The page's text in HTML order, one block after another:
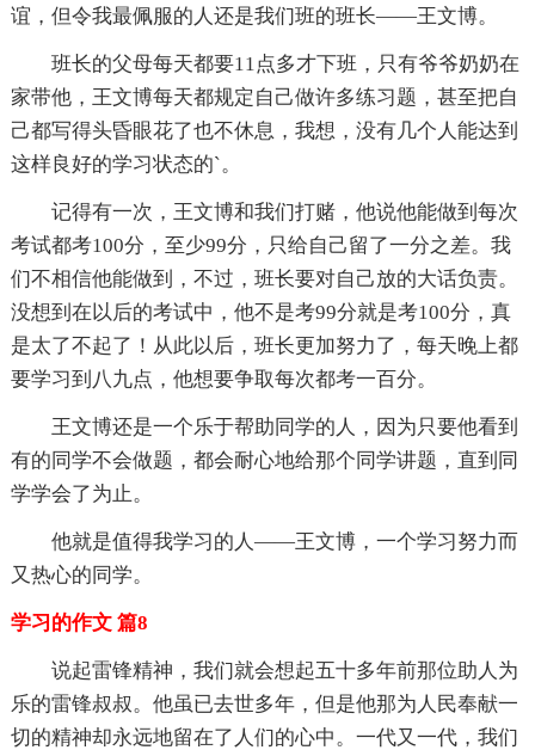
谊，但令我最佩服的人还是我们班的班长——王文博。
班长的父母每天都要11点多才下班，只有爷爷奶奶在
家带他，王文博每天都规定自己做许多练习题，甚至把自
己都写得头昏眼花了也不休息，我想，没有几个人能达到
这样良好的学习状态的`。
记得有一次，王文博和我们打赌，他说他能做到每次
考试都考100分，至少99分，只给自己留了一分之差。我
们不相信他能做到，不过，班长要对自己放的大话负责。
没想到在以后的考试中，他不是考99分就是考100分，真
是太了不起了！从此以后，班长更加努力了，每天晚上都
要学习到八九点，他想要争取每次都考一百分。
王文博还是一个乐于帮助同学的人，因为只要他看到
有的同学不会做题，都会耐心地给那个同学讲题，直到同
学学会了为止。
他就是值得我学习的人——王文博，一个学习努力而
又热心的同学。
学习的作文 篇8
说起雷锋精神，我们就会想起五十多年前那位助人为
乐的雷锋叔叔。他虽已去世多年，但是他那为人民奉献一
切的精神却永远地留在了人们的心中。一代又一代，我们